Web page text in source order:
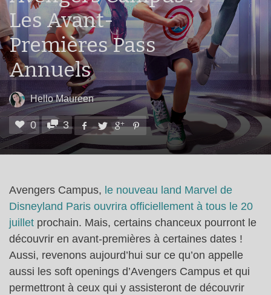
Les Avant-
Premières Pass
Annuels
Hello Maureen
0 3
Avengers Campus, le nouveau land Marvel de
Disneyland Paris ouvrira officiellement à tous le 20
juillet prochain. Mais, certains chanceux pourront le
découvrir en avant-premières à certaines dates !
Aussi, revenons aujourd’hui sur ce qu’on appelle
aussi les soft openings d’Avengers Campus et qui
permettront à ceux qui y assisteront de découvrir